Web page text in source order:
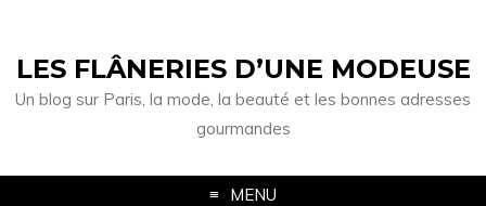
LES FLÂNERIES D’UNE MODEUSE
Un blog sur Paris, la mode, la beauté et les bonnes adresses
gourmandes
MENU